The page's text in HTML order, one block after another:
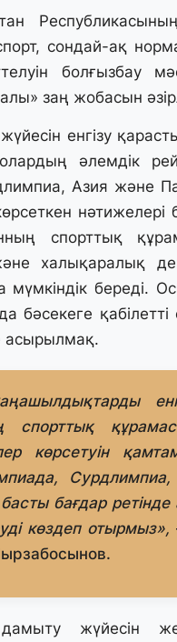
сондай-ақ
болғызбау
заң жобасын
енгізу
әлемдік
Азия және
нәтижелері
спорттық
халықаралық
мүмкіндік береді.
бәсекеге қабілетті
асырылмақ. ⠀
спорттық
көрсетуін
бағдар ретінде
көздеп отырмыз»,
жүйесін